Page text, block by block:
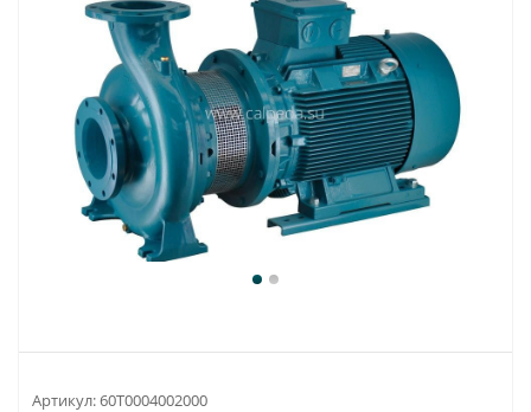
Артикул:60T0004002000